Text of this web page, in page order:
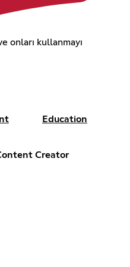
onları kullanmayı
Education
Creator